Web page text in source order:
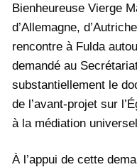
Bienheureuse Vierge
d’Allemagne,
rencontre à Fulda
demandé au
substantiellement le
de l’avant-projet sur
à la médiation
À l’appui de cette